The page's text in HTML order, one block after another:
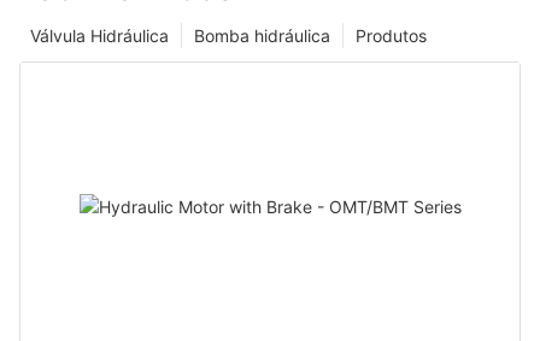
Produtos
Bomba hidráulica
Válvula Hidráulica